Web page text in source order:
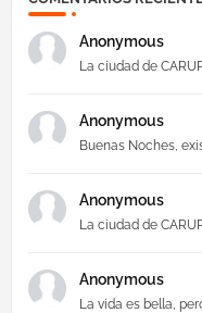
Anonymous
La ciudad de
Anonymous
Buenas Noches,
Anonymous
La ciudad de
Anonymous
La vida es bella,